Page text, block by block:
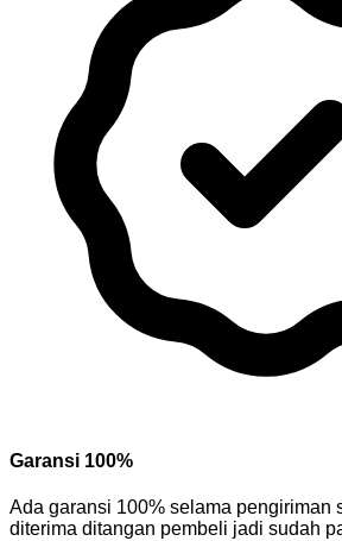
Garansi 100%
Ada garansi 100% selama pengiriman
diterima ditangan pembeli jadi sudah